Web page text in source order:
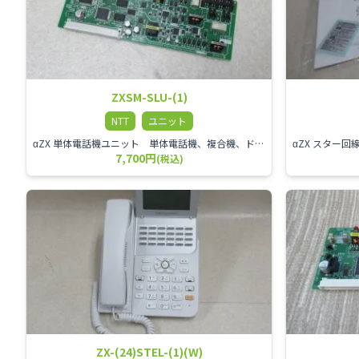
ZXSM-SLU-(1)
NTT
ユニット
αZX 単体電話機ユニット 単体電話機、複合機、ドアホン等、 2台分収容可能にするユニット
7,700円(税込)
ZX-(24)STEL-(1)(W)